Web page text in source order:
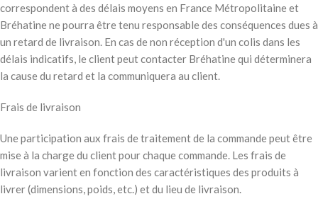
correspondent à des délais moyens en France Métropolitaine et
Bréhatine ne pourra être tenu responsable des conséquences dues à
un retard de livraison. En cas de non réception d'un colis dans les
délais indicatifs, le client peut contacter Bréhatine qui déterminera
la cause du retard et la communiquera au client.
Frais de livraison
Une participation aux frais de traitement de la commande peut être
mise à la charge du client pour chaque commande. Les frais de
livraison varient en fonction des caractéristiques des produits à
livrer (dimensions, poids, etc.) et du lieu de livraison.